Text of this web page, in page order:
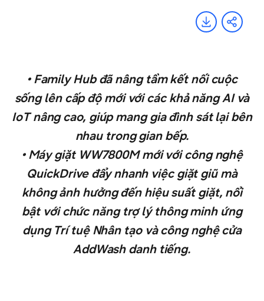
• Family Hub đã nâng tầm kết nối cuộc
sống lên cấp độ mới với các khả năng AI và
IoT nâng cao, giúp mang gia đình sát lại bên
nhau trong gian bếp.
• Máy giặt WW7800M mới với công nghệ
QuickDrive đẩy nhanh việc giặt giũ mà
không ảnh hưởng đến hiệu suất giặt, nổi
bật với chức năng trợ lý thông minh ứng
dụng Trí tuệ Nhân tạo và công nghệ cửa
AddWash danh tiếng.